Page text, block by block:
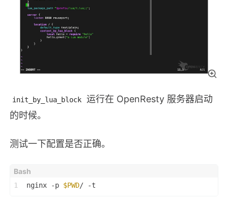
init_by_lua_block
运行在 OpenResty 服务器启动
的时候。
测试一下配置是否正确。
1 nginx -p $PWD/ -t